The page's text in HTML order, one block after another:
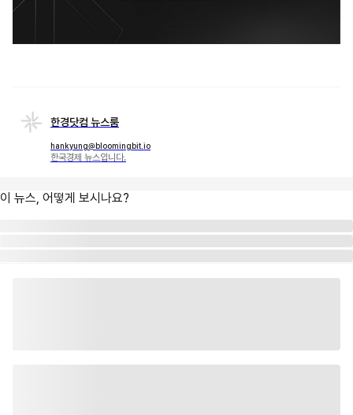
한경닷컴 뉴스룸
hankyung@bloomingbit.io
한국경제 뉴스입니다.
이 뉴스, 어떻게 보시나요?